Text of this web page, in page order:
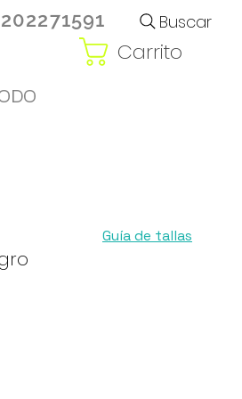
Buscar
Carrito
Guía de tallas